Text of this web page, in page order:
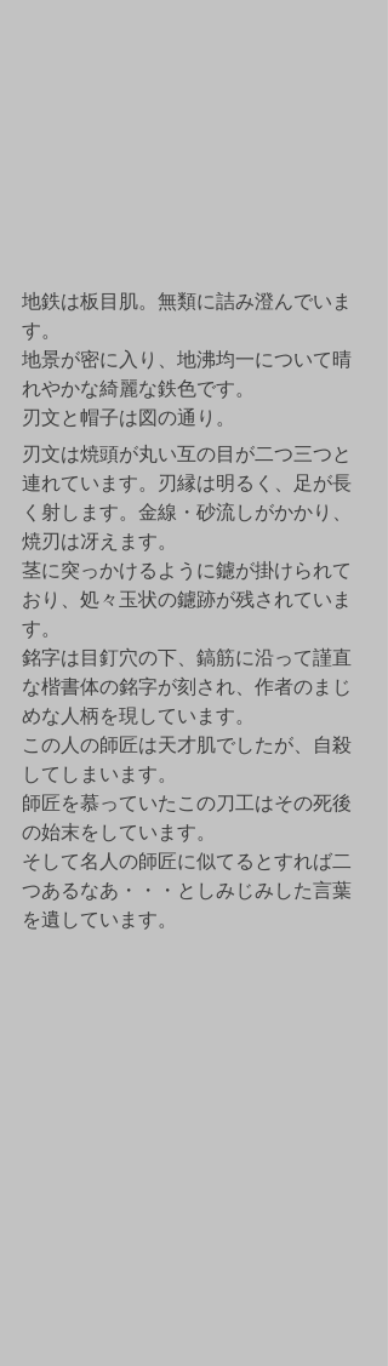
地鉄は板目肌。無類に詰み澄んでいま
す。
地景が密に入り、地沸均一について晴
れやかな綺麗な鉄色です。
刃文と帽子は図の通り。
刃文は焼頭が丸い互の目が二つ三つと
連れています。刃縁は明るく、足が長
く射します。金線・砂流しがかかり、
焼刃は冴えます。
茎に突っかけるように鑢が掛けられて
おり、処々玉状の鑢跡が残されていま
す。
銘字は目釘穴の下、鎬筋に沿って謹直
な楷書体の銘字が刻され、作者のまじ
めな人柄を現しています。
この人の師匠は天才肌でしたが、自殺
してしまいます。
師匠を慕っていたこの刀工はその死後
の始末をしています。
そして名人の師匠に似てるとすれば二
つあるなあ・・・としみじみした言葉
を遺しています。